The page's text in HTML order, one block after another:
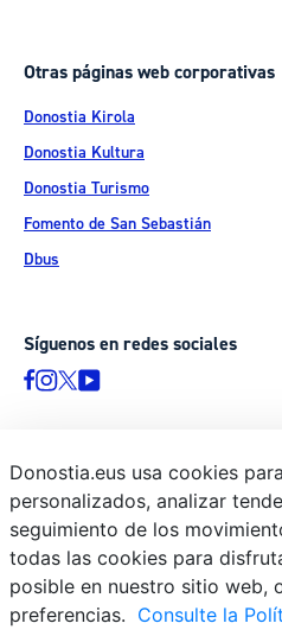
Otras páginas web corporativas
Donostia Kirola
Donostia Kultura
Donostia Turismo
Fomento de San Sebastián
Dbus
Síguenos en redes sociales
© Donostiako Udala - Ayuntamiento
Ijentea 1, 20003 Donostia / San
Aviso legal
Política de privacidad
Política de cookies
Donostia.eus usa cookies
personalizados, analizar
seguimiento de los
todas las cookies para
posible en nuestro sitio web,
preferencias. Consulte la